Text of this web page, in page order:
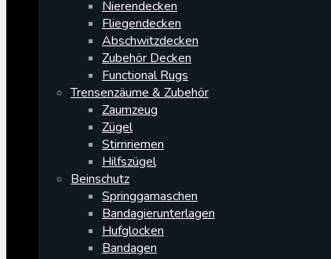
Nierendecken
Fliegendecken
Abschwitzdecken
Zubehör Decken
Functional Rugs
Trensenzäume & Zubehör
Zaumzeug
Zügel
Stirnriemen
Hilfszügel
Beinschutz
Springgamaschen
Bandagierunterlagen
Hufglocken
Bandagen